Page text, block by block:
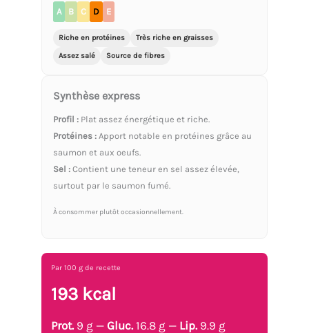
A B C D E
Riche en protéines
Très riche en graisses
Assez salé
Source de fibres
Synthèse express
Profil : Plat assez énergétique et riche.
Protéines : Apport notable en protéines grâce au
saumon et aux oeufs.
Sel : Contient une teneur en sel assez élevée,
surtout par le saumon fumé.
À consommer plutôt occasionnellement.
Par 100 g de recette
193 kcal
Prot.9 g —Gluc.16.8 g — Lip.9.9 g